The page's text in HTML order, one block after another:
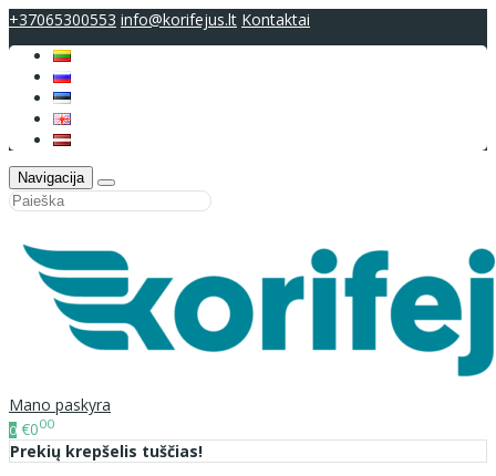
+37065300553 info@korifejus.lt Kontaktai
Navigacija
Mano paskyra
0 €000
Prekių krepšelis tuščias!